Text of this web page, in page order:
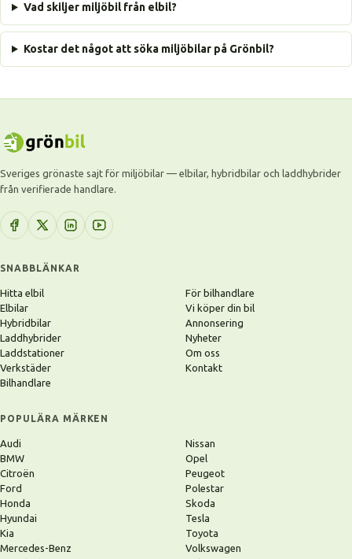
Vad skiljer miljöbil från elbil?
Kostar det något att söka miljöbilar på Grönbil?
Sveriges grönaste sajt för miljöbilar — elbilar, hybridbilar och laddhybrider
från verifierade handlare.
SNABBLÄNKAR
Hitta elbil
Elbilar
Hybridbilar
Laddhybrider
Laddstationer
Verkstäder
Bilhandlare
För bilhandlare
Vi köper din bil
Annonsering
Nyheter
Om oss
Kontakt
POPULÄRA MÄRKEN
Audi
BMW
Citroën
Ford
Honda
Hyundai
Kia
Mercedes-Benz
Nissan
Opel
Peugeot
Polestar
Skoda
Tesla
Toyota
Volkswagen